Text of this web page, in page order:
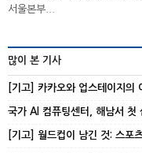
서울본부...
많이 본 기사
[기고] 카카오와 업스테이지의
국가 AI 컴퓨팅센터, 해남서 첫
[기고] 월드컵이 남긴 것: 스포